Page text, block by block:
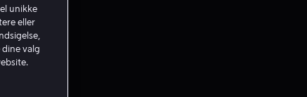
unikke
eller
valg